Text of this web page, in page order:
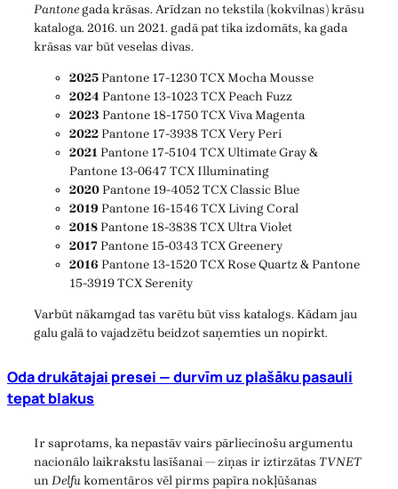
Pantonegada krāsas. Arīdzan no tekstila (kokvilnas) krāsu
kataloga. 2016. un 2021. gadā pat tika izdomāts, ka gada
krāsas var būt veselas divas.
2025Pantone 17-1230 TCX Mocha Mousse
2024 Pantone 13-1023 TCX Peach Fuzz
2023 Pantone 18-1750 TCX Viva Magenta
2022Pantone 17-3938 TCX Very Peri
2021Pantone 17-5104 TCX Ultimate Gray &
Pantone 13-0647 TCX Illuminating
2020Pantone 19-4052 TCX Classic Blue
2019 Pantone 16-1546 TCX Living Coral
2018Pantone 18-3838 TCX Ultra Violet
2017Pantone 15-0343 TCX Greenery
2016 Pantone 13-1520 TCX Rose Quartz & Pantone
15-3919 TCX Serenity
Varbūt nākamgad tas varētu būt viss katalogs. Kādam jau
galu galā to vajadzētu beidzot saņemties un nopirkt.
Oda drukātajai presei — durvīm uz plašāku pasauli
tepat blakus
Ir saprotams, ka nepastāv vairs pārliecinošu argumentu
nacionālo laikrakstu lasīšanai — ziņas ir iztirzātas TVNET
unDelfukomentāros vēl pirms papīra nokļūšanas